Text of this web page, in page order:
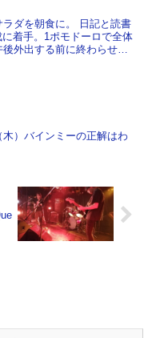
ダを朝食に。 日記と読書
着手。1ポモドーロで全体
外出する前に終わらせて
木）バインミーの正解はわ